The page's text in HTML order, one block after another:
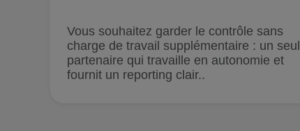
Vous souhaitez garder le contrôle sans
charge de travail supplémentaire : un seul
partenaire qui travaille en autonomie et
fournit un reporting clair..